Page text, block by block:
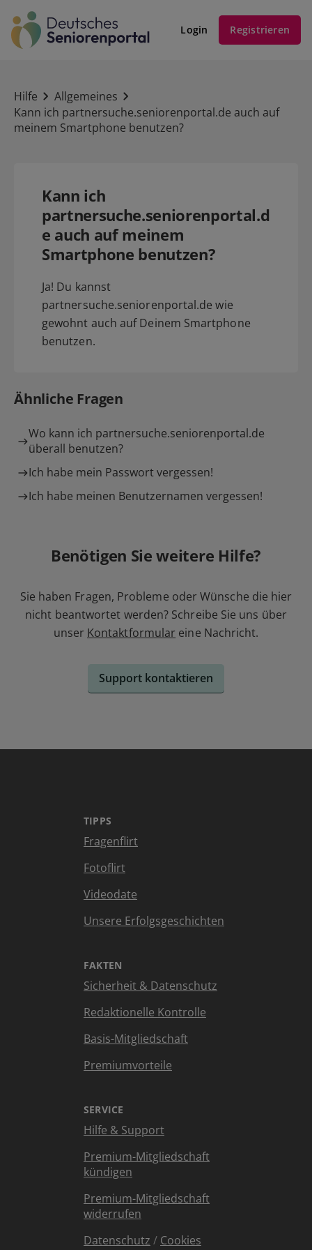
Login Registrieren
Hilfe
Allgemeines
Kann ich partnersuche.seniorenportal.de auch auf
meinem Smartphone benutzen?
Kann ich
partnersuche.seniorenportal.d
e auch auf meinem
Smartphone benutzen?
Ja! Du kannst
partnersuche.seniorenportal.de wie
gewohnt auch auf Deinem Smartphone
benutzen.
Ähnliche Fragen
Wo kann ich partnersuche.seniorenportal.de
überall benutzen?
Ich habe mein Passwort vergessen!
Ich habe meinen Benutzernamen vergessen!
Benötigen Sie weitere Hilfe?
Sie haben Fragen, Probleme oder Wünsche die hier
nicht beantwortet werden? Schreibe Sie uns über
unser Kontaktformular eine Nachricht.
Support kontaktieren
TIPPS
Fragenflirt
Fotoflirt
Videodate
Unsere Erfolgsgeschichten
FAKTEN
Sicherheit & Datenschutz
Redaktionelle Kontrolle
Basis-Mitgliedschaft
Premiumvorteile
SERVICE
Hilfe & Support
Premium-Mitgliedschaft
kündigen
Premium-Mitgliedschaft
widerrufen
Datenschutz / Cookies